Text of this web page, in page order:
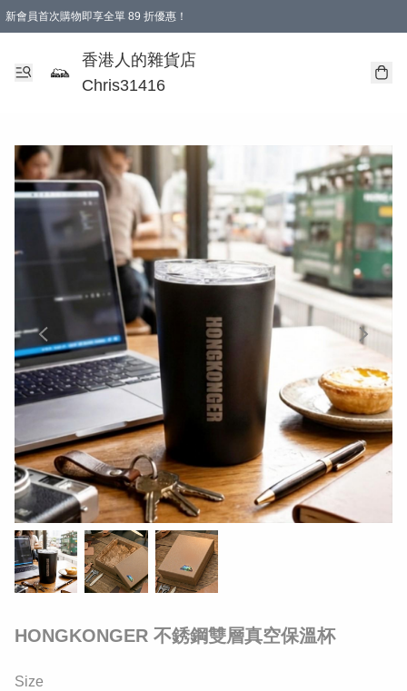
新會員首次購物即享全單 89 折優惠！
購物滿 HKD 499.00即享免運費優惠！（適用於 本地送貨、本地取貨 )
【滿 $300 專屬驚喜：無聲信物（最後一批）】
香港人的雜貨店
Chris31416
HONGKONGER 不銹鋼雙層真空保溫杯
Size